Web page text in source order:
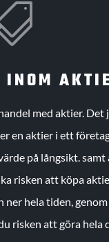
INOM
med aktier. Det
en aktier i ett
på långsikt.
risken att köpa
ner hela tiden,
risken att göra hela